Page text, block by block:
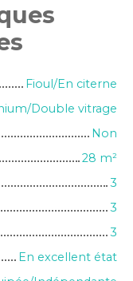
Fioul/En citerne
Double vitrage
Non
28 m²
3
3
3
En excellent état